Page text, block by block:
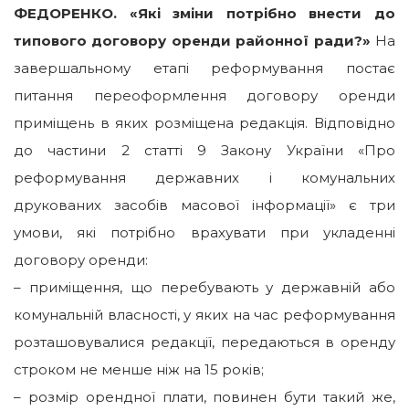
ФЕДОРЕНКО. «Які зміни потрібно внести до
типового договору оренди районної ради?» На
завершальному етапі реформування постає
питання переоформлення договору оренди
приміщень в яких розміщена редакція. Відповідно
до частини 2 статті 9 Закону України «Про
реформування державних і комунальних
друкованих засобів масової інформації» є три
умови, які потрібно врахувати при укладенні
договору оренди:
– приміщення, що перебувають у державній або
комунальній власності, у яких на час реформування
розташовувалися редакції, передаються в оренду
строком не менше ніж на 15 років;
– розмір орендної плати, повинен бути такий же,